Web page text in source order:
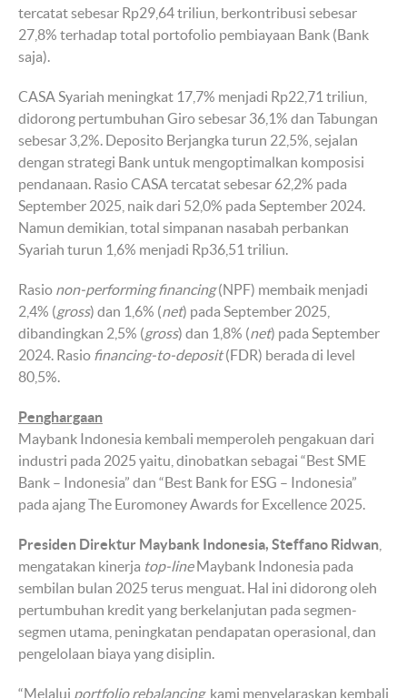
tercatat sebesar Rp29,64 triliun, berkontribusi sebesar
27,8% terhadap total portofolio pembiayaan Bank (Bank
saja).
CASA Syariah meningkat 17,7% menjadi Rp22,71 triliun,
didorong pertumbuhan Giro sebesar 36,1% dan Tabungan
sebesar 3,2%. Deposito Berjangka turun 22,5%, sejalan
dengan strategi Bank untuk mengoptimalkan komposisi
pendanaan. Rasio CASA tercatat sebesar 62,2% pada
September 2025, naik dari 52,0% pada September 2024.
Namun demikian, total simpanan nasabah perbankan
Syariah turun 1,6% menjadi Rp36,51 triliun.
Rasio non-performing financing(NPF) membaik menjadi
2,4% (gross) dan 1,6% (net) pada September 2025,
dibandingkan 2,5% (gross) dan 1,8% (net) pada September
2024. Rasio financing-to-deposit(FDR) berada di level
80,5%.
Penghargaan
Maybank Indonesia kembali memperoleh pengakuan dari
industri pada 2025 yaitu, dinobatkan sebagai “Best SME
Bank – Indonesia” dan “Best Bank for ESG – Indonesia”
pada ajang The Euromoney Awards for Excellence 2025.
Presiden Direktur Maybank Indonesia, Steffano Ridwan
mengatakan kinerja top-lineMaybank Indonesia pada
sembilan bulan 2025 terus menguat. Hal ini didorong oleh
pertumbuhan kredit yang berkelanjutan pada segmen-
segmen utama, peningkatan pendapatan operasional, dan
pengelolaan biaya yang disiplin.
“Melalui portfolio rebalancing, kami menyelaraskan kembali